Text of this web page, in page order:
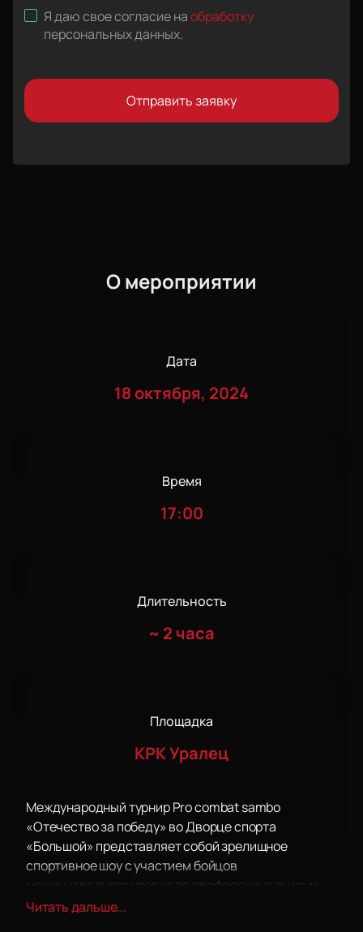
Я даю свое согласие наобработку
персональных данных.
Отправить заявку
О мероприятии
Дата
18 октября, 2024
Время
17:00
Длительность
~ 2 часа
Площадка
КРК Уралец
Международный турнир Pro combat sambo
«Отечество за победу» во Дворце спорта
«Большой» представляет собой зрелищное
спортивное шоу с участием бойцов
международного уровня по профессиональному
боевому самбо. В рамках мероприятия состоится 12
Читать дальше...